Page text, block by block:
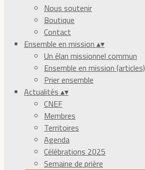
Nous soutenir
Boutique
Contact
Ensemble en mission ▴▾
Un élan missionnel commun
Ensemble en mission (articles)
Prier ensemble
Actualités ▴▾
CNEF
Membres
Territoires
Agenda
Célébrations 2025
Semaine de prière